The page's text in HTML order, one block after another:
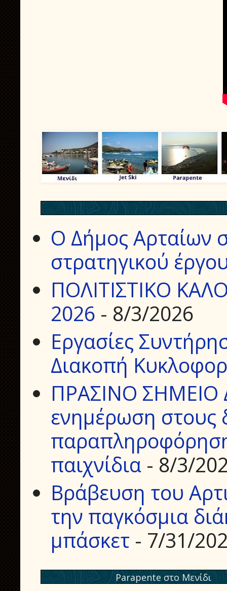
Ο Δήμος Αρταίων
στρατηγικού
ΠΟΛΙΤΙΣΤΙΚΟ
2026 - 8/3/2026
Εργασίες
Διακοπή
ΠΡΑΣΙΝΟ
ενημέρωση στους
παιχνίδια - 8/3/
Βράβευση του
την παγκόσμια
μπάσκετ - 7/31/
Parapente στο Μενίδι